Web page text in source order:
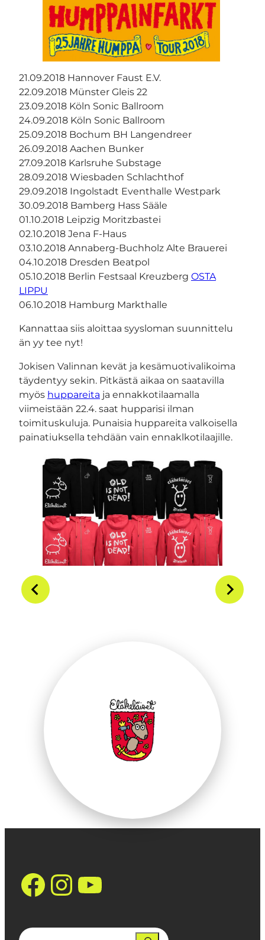
21.09.2018 Hannover Faust E.V.
22.09.2018 Münster Gleis 22
23.09.2018 Köln Sonic Ballroom
24.09.2018 Köln Sonic Ballroom
25.09.2018 Bochum BH Langendreer
26.09.2018 Aachen Bunker
27.09.2018 Karlsruhe Substage
28.09.2018 Wiesbaden Schlachthof
29.09.2018 Ingolstadt Eventhalle Westpark
30.09.2018 Bamberg Hass Sääle
01.10.2018 Leipzig Moritzbastei
02.10.2018 Jena F-Haus
03.10.2018 Annaberg-Buchholz Alte Brauerei
04.10.2018 Dresden Beatpol
05.10.2018 Berlin Festsaal Kreuzberg OSTA
LIPPU
06.10.2018 Hamburg Markthalle
Kannattaa siis aloittaa syysloman suunnittelu
än yy tee nyt!
Jokisen Valinnan kevät ja kesämuotivalikoima
täydentyy sekin. Pitkästä aikaa on saatavilla
myös huppareita ja ennakkotilaamalla
viimeistään 22.4. saat hupparisi ilman
toimituskuluja. Punaisia huppareita valkoisella
painatiuksella tehdään vain ennaklkotilaajille.
https://
Instagram
YouTube
Search